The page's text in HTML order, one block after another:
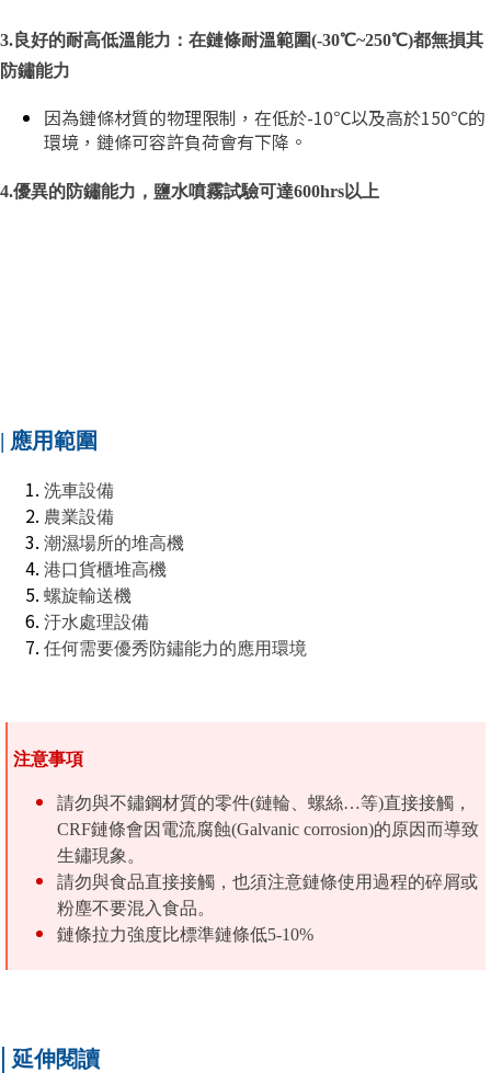
3.良好的耐高低溫能力：在鏈條耐溫範圍(-30℃~250℃)都無損其
防鏽能力
因為鏈條材質的物理限制，在低於-10℃以及高於150℃的
環境，鏈條可容許負荷會有下降。
4.優異的防鏽能力，鹽水噴霧試驗可達600hrs以上
| 應用範圍
洗車設備
農業設備
潮濕場所的堆高機
港口貨櫃堆高機
螺旋輸送機
汙水處理設備
任何需要優秀防鏽能力的應用環境
注意事項
請勿與不鏽鋼材質的零件(鏈輪、螺絲…等)直接接觸，
CRF鏈條會因電流腐蝕(Galvanic corrosion)的原因而導致
生鏽現象。
請勿與食品直接接觸，也須注意鏈條使用過程的碎屑或
粉塵不要混入食品。
鏈條拉力強度比標準鏈條低5-10%
| 延伸閱讀